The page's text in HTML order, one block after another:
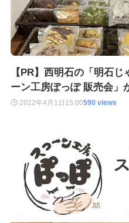
【PR】西明石の「明石
ーン工房ぽっぽ 販売会」
2022年4月1日 15:00590 views